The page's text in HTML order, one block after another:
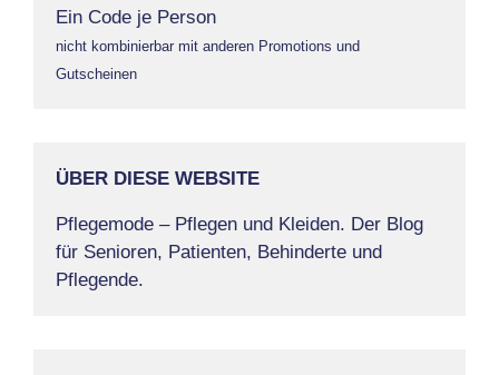
Ein Code je Person
nicht kombinierbar mit anderen Promotions und
Gutscheinen
ÜBER DIESE WEBSITE
Pflegemode – Pflegen und Kleiden. Der Blog
für Senioren, Patienten, Behinderte und
Pflegende.